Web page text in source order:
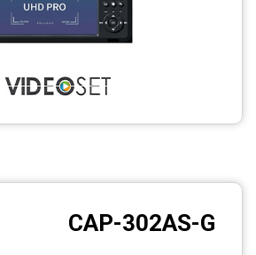
CAP-302AS-G